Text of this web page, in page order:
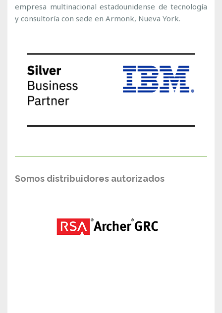
empresa multinacional estadounidense de tecnología
y consultoría con sede en Armonk, Nueva York.
Somos distribuidores autorizados